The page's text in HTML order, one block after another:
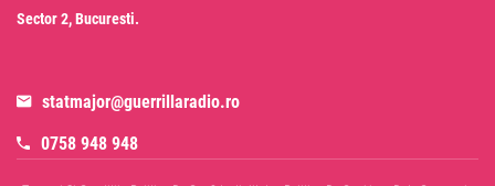
Sector 2, Bucuresti.
statmajor@guerrillaradio.ro
0758 948 948